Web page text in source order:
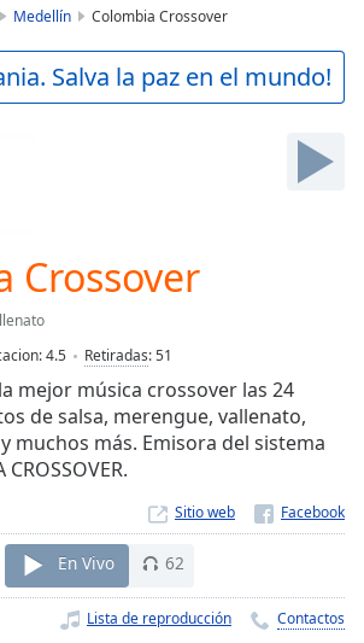
Medellín Colombia Crossover
Salva la paz en el mundo!
Crossover
4.5 Retiradas:51
mejor música crossover las 24
de salsa, merengue, vallenato,
muchos más. Emisora del sistema
Sitio web
En Vivo 62
Lista de reproducción Contactos